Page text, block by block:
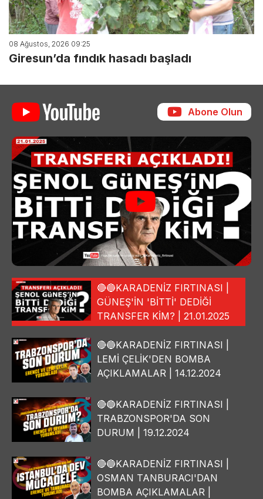
08 Ağustos, 2026 09:25
Giresun’da fındık hasadı başladı
Abone Olun
🔴🔵KARADENİZ FIRTINASI |
GÜNEŞ'İN 'BİTTİ' DEDİĞİ
TRANSFER KİM? | 21.01.2025
🔴🔵KARADENİZ FIRTINASI |
LEMİ ÇELİK'DEN BOMBA
AÇIKLAMALAR | 14.12.2024
🔴🔵KARADENİZ FIRTINASI |
TRABZONSPOR'DA SON
DURUM | 19.12.2024
🔴🔵KARADENİZ FIRTINASI |
OSMAN TANBURACI'DAN
BOMBA AÇIKLAMALAR |